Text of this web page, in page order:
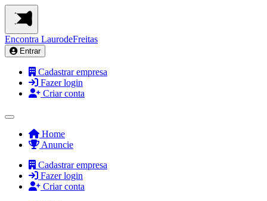
Encontra LaurodeFreitas
Entrar
Cadastrar empresa
Fazer login
Criar conta
Home
Anuncie
Cadastrar empresa
Fazer login
Criar conta